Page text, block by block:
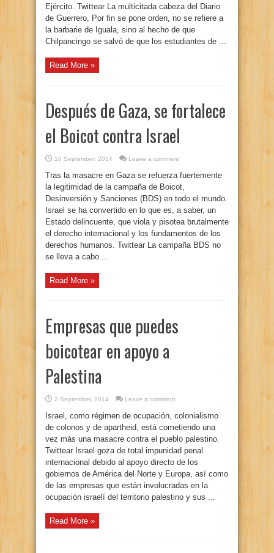
Ejército. Twittear La multicitada cabeza del Diario
de Guerrero, Por fin se pone orden, no se refiere a
la barbarie de Iguala, sino al hecho de que
Chilpancingo se salvó de que los estudiantes de ...
Read More »
Después de Gaza, se fortalece
el Boicot contra Israel
10 September, 2014 Leave a comment
Tras la masacre en Gaza se refuerza fuertemente
la legitimidad de la campaña de Boicot,
Desinversión y Sanciones (BDS) en todo el mundo.
Israel se ha convertido en lo que es, a saber, un
Estado delincuente, que viola y pisotea brutalmente
el derecho internacional y los fundamentos de los
derechos humanos. Twittear La campaña BDS no
se lleva a cabo ...
Read More »
Empresas que puedes
boicotear en apoyo a
Palestina
2 September, 2014 Leave a comment
Israel, como régimen de ocupación, colonialismo
de colonos y de apartheid, está cometiendo una
vez más una masacre contra el pueblo palestino.
Twittear Israel goza de total impunidad penal
internacional debido al apoyo directo de los
gobiernos de América del Norte y Europa, así como
de las empresas que están involucradas en la
ocupación israelí del territorio palestino y sus ...
Read More »